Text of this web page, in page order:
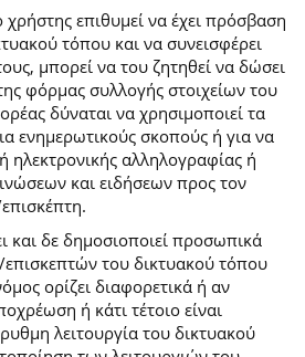
επιθυμεί να έχει πρόσβαση
τόπου και να συνεισφέρει
μπορεί να του ζητηθεί να δώσει
φόρμας συλλογής στοιχείων του
δύναται να χρησιμοποιεί τα
ενημερωτικούς σκοπούς ή για να
ηλεκτρονικής αλληλογραφίας ή
και ειδήσεων προς τον
και δε δημοσιοποιεί προσωπικά
του δικτυακού τόπου
ορίζει διαφορετικά ή αν
ή κάτι τέτοιο είναι
λειτουργία του δικτυακού